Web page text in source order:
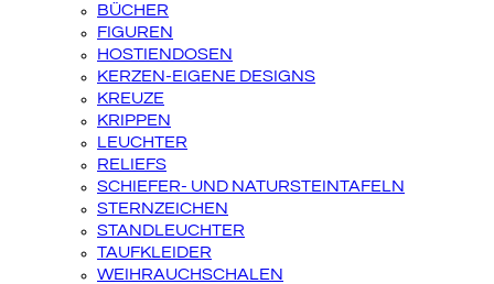
BÜCHER
FIGUREN
HOSTIENDOSEN
KERZEN-EIGENE DESIGNS
KREUZE
KRIPPEN
LEUCHTER
RELIEFS
SCHIEFER- UND NATURSTEINTAFELN
STERNZEICHEN
STANDLEUCHTER
TAUFKLEIDER
WEIHRAUCHSCHALEN